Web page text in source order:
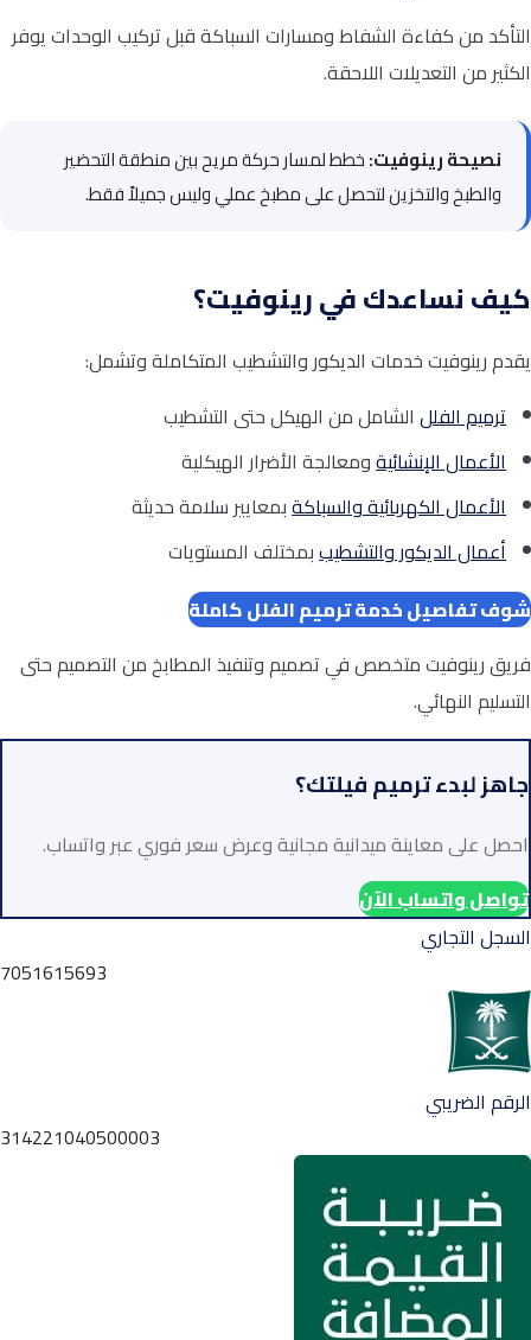
التأكد من كفاءة الشفاط ومسارات السباكة قبل تركيب الوحدات يوفر
الكثير من التعديلات اللاحقة.
نصيحة رينوفيت:خطط لمسار حركة مريح بين منطقة التحضير
والطبخ والتخزين لتحصل على مطبخ عملي وليس جميلاً فقط.
كيف نساعدك في رينوفيت؟
يقدم رينوفيت خدمات الديكور والتشطيب المتكاملة وتشمل:
ترميم الفللالشامل من الهيكل حتى التشطيب
الأعمال الإنشائيةومعالجة الأضرار الهيكلية
الأعمال الكهربائية والسباكةبمعايير سلامة حديثة
أعمال الديكور والتشطيببمختلف المستويات
شوف تفاصيل خدمة ترميم الفلل كاملة
فريق رينوفيت متخصص في تصميم وتنفيذ المطابخ من التصميم حتى
التسليم النهائي.
جاهز لبدء ترميم فيلتك؟
احصل على معاينة ميدانية مجانية وعرض سعر فوري عبر واتساب.
تواصل واتساب الآن
السجل التجاري
7051615693
الرقم الضريبي
314221040500003